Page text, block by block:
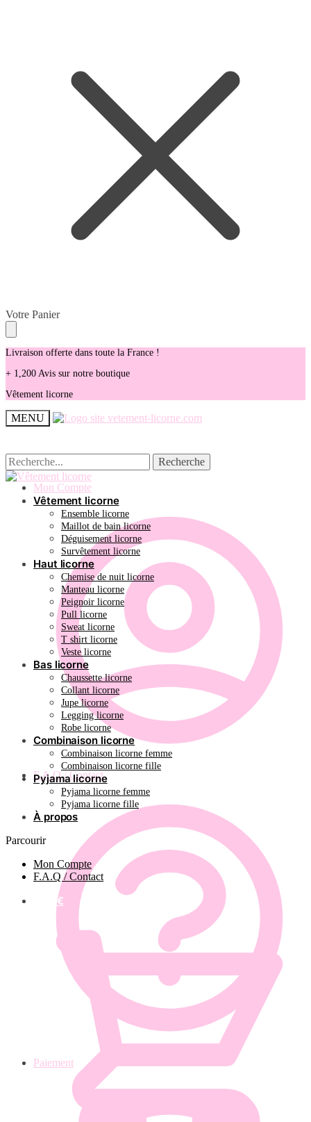
Skip
to
navigation
Skip
to
content
Votre Panier
Livraison offerte dans toute la France !
+ 1,200 Avis sur notre boutique
Vêtement licorne
MENU
Recherche
pour :
Recherche
Mon Compte
F.A.Q / Contact
Paiement
Recherche
pour :
Recherche
Vêtement licorne
Ensemble licorne
Maillot de bain licorne
Déguisement licorne
Survêtement licorne
Haut licorne
Chemise de nuit licorne
Manteau licorne
Peignoir licorne
Pull licorne
Sweat licorne
T shirt licorne
Veste licorne
Bas licorne
Chaussette licorne
Collant licorne
Jupe licorne
Legging licorne
Robe licorne
Combinaison licorne
Combinaison licorne femme
Combinaison licorne fille
Pyjama licorne
Pyjama licorne femme
Pyjama licorne fille
À propos
Parcourir
Mon Compte
F.A.Q / Contact
€